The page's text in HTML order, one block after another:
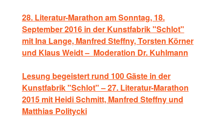
28. Literatur-Marathon am Sonntag, 18.
September 2016 in der Kunstfabrik "Schlot"
mit Ina Lange, Manfred Steffny, Torsten Körner
und Klaus Weidt – Moderation Dr. Kuhlmann
Lesung begeistert rund 100 Gäste in der
Kunstfabrik "Schlot" – 27. Literatur-Marathon
2015 mit Heidi Schmitt, Manfred Steffny und
Matthias Politycki